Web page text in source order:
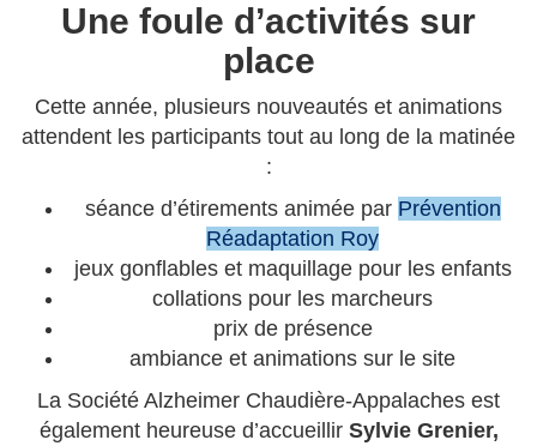
Une foule d’activités sur
place
Cette année, plusieurs nouveautés et animations
attendent les participants tout au long de la matinée
:
séance d’étirements animée par Prévention
Réadaptation Roy
jeux gonflables et maquillage pour les enfants
collations pour les marcheurs
prix de présence
ambiance et animations sur le site
La Société Alzheimer Chaudière-Appalaches est
également heureuse d’accueillir Sylvie Grenier,